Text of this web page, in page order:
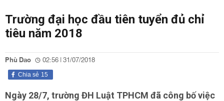
Trường đại học đầu tiên tuyển đủ chỉ
tiêu năm 2018
Phù Dao 02:56 | 31/07/2018
15
Chia sẻ
Ngày 28/7, trường ĐH Luật TPHCM đã công bố việc